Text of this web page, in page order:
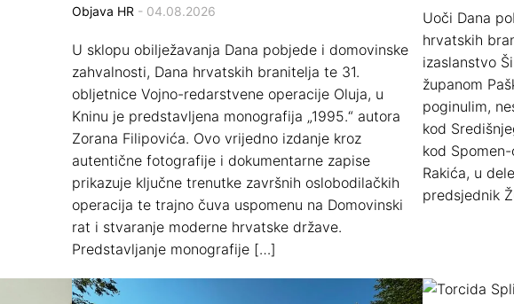
Objava HR - 04.08.2026
U sklopu obilježavanja Dana pobjede i domovinske
zahvalnosti, Dana hrvatskih branitelja te 31.
obljetnice Vojno-redarstvene operacije Oluja, u
Kninu je predstavljena monografija „1995.“ autora
Zorana Filipovića. Ovo vrijedno izdanje kroz
autentične fotografije i dokumentarne zapise
prikazuje ključne trenutke završnih oslobodilačkih
operacija te trajno čuva uspomenu na Domovinski
rat i stvaranje moderne hrvatske države.
Predstavljanje monografije […]
Uoči Dana
hrvatskih
izaslanstvo
županom
poginulim,
kod
kod
Rakića, u
predsjednik